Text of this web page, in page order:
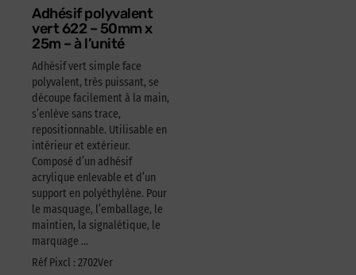
Adhésif polyvalent
vert 622 – 50mm x
25m – à l’unité
Adhésif vert simple face
polyvalent, très puissant, se
découpe facilement à la main,
s’enlève sans trace,
repositionnable. Utilisable en
intérieur et extérieur.
Composé d’un adhésif
acrylique enlevable et d’un
support en polyéthylène. Pour
le masquage, l’emballage, le
maintien, la signalétique, le
marquage …
Réf Pixcl : 2702Ver